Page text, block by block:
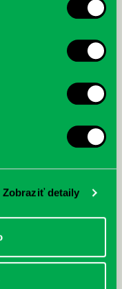
Zobraziť detaily